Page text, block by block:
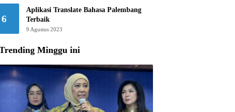
6
Aplikasi Translate Bahasa Palembang
Terbaik
9 Agustus 2023
Minggu ini